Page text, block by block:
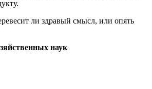
ли здравый смысл, или опять
наук